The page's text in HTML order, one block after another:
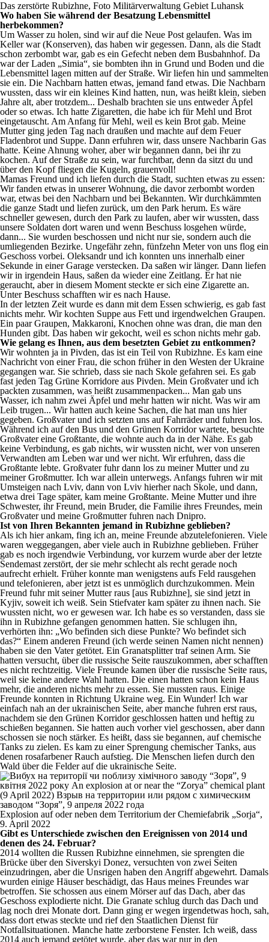
Das zerstörte Rubizhne, Foto Militärverwaltung Gebiet Luhansk
Wo haben Sie während der Besatzung Lebensmittel
herbekommen?
Um Wasser zu holen, sind wir auf die Neue Post gelaufen. Was im
Keller war (Konserven), das haben wir gegessen. Dann, als die Stadt
schon zerbombt war, gab es ein Gefecht neben dem Busbahnhof. Da
war der Laden „Simia“, sie bombten ihn in Grund und Boden und die
Lebensmittel lagen mitten auf der Straße. Wir liefen hin und sammelten
sie ein. Die Nachbarn hatten etwas, jemand fand etwas. Die Nachbarn
wussten, dass wir ein kleines Kind hatten, nun, was heißt klein, sieben
Jahre alt, aber trotzdem... Deshalb brachten sie uns entweder Äpfel
oder so etwas. Ich hatte Zigaretten, die habe ich für Mehl und Brot
eingetauscht. Am Anfang für Mehl, weil es kein Brot gab. Meine
Mutter ging jeden Tag nach draußen und machte auf dem Feuer
Fladenbrot und Suppe. Dann erfuhren wir, dass unsere Nachbarin Gas
hatte. Keine Ahnung woher, aber wir begannen dann, bei ihr zu
kochen. Auf der Straße zu sein, war furchtbar, denn da sitzt du und
über den Kopf fliegen die Kugeln, grauenvoll!
Mamas Freund und ich liefen durch die Stadt, suchten etwas zu essen:
Wir fanden etwas in unserer Wohnung, die davor zerbombt worden
war, etwas bei den Nachbarn und bei Bekannten. Wir durchkämmten
die ganze Stadt und liefen zurück, um den Park herum. Es wäre
schneller gewesen, durch den Park zu laufen, aber wir wussten, dass
unsere Soldaten dort waren und wenn Beschuss losgehen würde,
dann... Sie wurden beschossen und nicht nur sie, sondern auch die
umliegenden Bezirke. Ungefähr zehn, fünfzehn Meter von uns flog ein
Geschoss vorbei. Oleksandr und ich konnten uns innerhalb einer
Sekunde in einer Garage verstecken. Da saßen wir länger. Dann liefen
wir in irgendein Haus, saßen da wieder eine Zeitlang. Er hat nie
geraucht, aber in diesem Moment steckte er sich eine Zigarette an.
Unter Beschuss schafften wir es nach Hause.
In der letzten Zeit wurde es dann mit dem Essen schwierig, es gab fast
nichts mehr. Wir kochten Suppe aus Fett und irgendwelchen Graupen.
Ein paar Graupen, Makkaroni, Knochen ohne was dran, die man den
Hunden gibt. Das haben wir gekocht, weil es schon nichts mehr gab.
Wie gelang es Ihnen, aus dem besetzten Gebiet zu entkommen?
Wir wohnten ja in Pivden, das ist ein Teil von Rubizhne. Es kam eine
Nachricht von einer Frau, die schon früher in den Westen der Ukraine
gegangen war. Sie schrieb, dass sie nach Skole gefahren sei. Es gab
fast jeden Tag Grüne Korridore aus Pivden. Mein Großvater und ich
packten zusammen, was heißt zusammenpacken... Man gab uns
Wasser, ich nahm zwei Äpfel und mehr hatten wir nicht. Was wir am
Leib trugen... Wir hatten auch keine Sachen, die hat man uns hier
gegeben. Großvater und ich setzten uns auf Fahrräder und fuhren los.
Während ich auf den Bus und den Grünen Korridor wartete, besuchte
Großvater eine Großtante, die wohnte auch da in der Nähe. Es gab
keine Verbindung, es gab nichts, wir wussten nicht, wer von unseren
Verwandten am Leben war und wer nicht. Wir erfuhren, dass die
Großtante lebte. Großvater fuhr dann los zu meiner Mutter und zu
meiner Großmutter. Ich war allein unterwegs. Anfangs fuhren wir mit
Umsteigen nach Lviv, dann von Lviv hierher nach Skole, und dann,
etwa drei Tage später, kam meine Großtante. Meine Mutter und ihre
Schwester, ihr Freund, mein Bruder, die Familie ihres Freundes, mein
Großvater und meine Großmutter fuhren nach Dnipro.
Ist von Ihren Bekannten jemand in Rubizhne geblieben?
Als ich hier ankam, fing ich an, meine Freunde abzutelefonieren. Viele
waren weggegangen, aber viele auch in Rubizhne geblieben. Früher
gab es noch irgendwie Verbindung, vor kurzem wurde aber der letzte
Sendemast zerstört, der sie mehr schlecht als recht gerade noch
aufrecht erhielt. Früher konnte man wenigstens aufs Feld rausgehen
und telefonieren, aber jetzt ist es unmöglich durchzukommen. Mein
Freund fuhr mit seiner Mutter raus [aus Rubizhne], sie sind jetzt in
Kyjiv, soweit ich weiß. Sein Stiefvater kam später zu ihnen nach. Sie
wussten nicht, wo er gewesen war. Ich habe es so verstanden, dass sie
ihn in Rubizhne gefangen genommen hatten. Sie schlugen ihn,
verhörten ihn: „Wo befinden sich diese Punkte? Wo befindet sich
das?“ Einem anderen Freund (ich werde seinen Namen nicht nennen)
haben sie den Vater getötet. Ein Granatsplitter traf seinen Arm. Sie
hatten versucht, über die russische Seite rauszukommen, aber schafften
es nicht rechtzeitig. Viele Freunde kamen über die russische Seite raus,
weil sie keine andere Wahl hatten. Die einen hatten schon kein Haus
mehr, die anderen nichts mehr zu essen. Sie mussten raus. Einige
Freunde konnten in Richtung Ukraine weg. Ein Wunder! Ich war
einfach nah an der ukrainischen Seite, aber manche fuhren erst raus,
nachdem sie den Grünen Korridor geschlossen hatten und heftig zu
schießen begannen. Sie hatten auch vorher viel geschossen, aber dann
schossen sie noch stärker. Es heißt, dass sie begannen, auf chemische
Tanks zu zielen. Es kam zu einer Sprengung chemischer Tanks, aus
denen rosafarbener Rauch aufstieg. Die Menschen liefen durch den
Wald über die Felder auf die ukrainische Seite.
Explosion auf oder neben dem Territorium der Chemiefabrik „Sorja“,
9. April 2022
Gibt es Unterschiede zwischen den Ereignissen von 2014 und
denen des 24. Februar?
2014 wollten die Russen Rubizhne einnehmen, sie sprengten die
Brücke über den Siverskyi Donez, versuchten von zwei Seiten
einzudringen, aber die Unsrigen haben den Angriff abgewehrt. Damals
wurden einige Häuser beschädigt, das Haus meines Freundes war
betroffen. Sie schossen aus einem Mörser auf das Dach, aber das
Geschoss explodierte nicht. Die Granate schlug durch das Dach und
lag noch drei Monate dort. Dann ging er wegen irgendetwas hoch, sah,
dass dort etwas steckte und rief den Staatlichen Dienst für
Notfallsituationen. Manche hatte zerborstene Fenster. Ich weiß, dass
2014 auch jemand getötet wurde, aber das war nur in den